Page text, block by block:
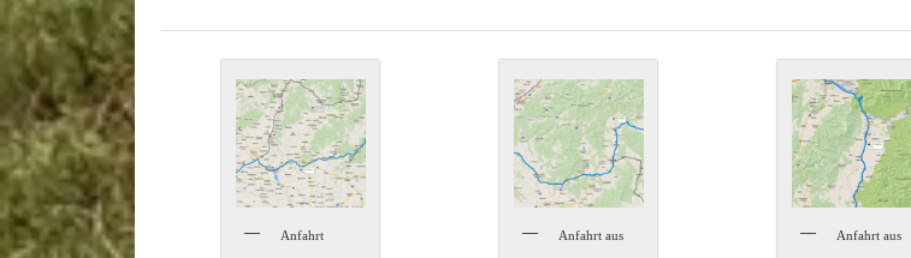
Anfahrt Anfahrt aus Anfahrt aus